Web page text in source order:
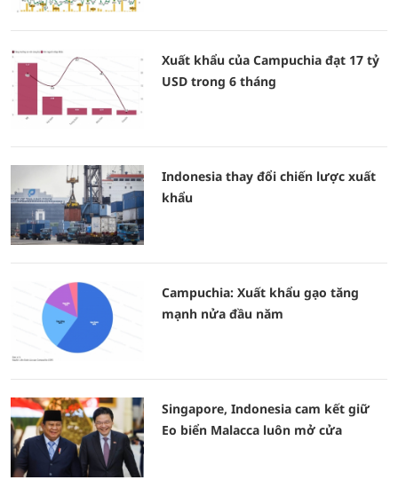
Xuất khẩu của Campuchia đạt 17 tỷ
USD trong 6 tháng
Indonesia thay đổi chiến lược xuất
khẩu
Campuchia: Xuất khẩu gạo tăng
mạnh nửa đầu năm
Singapore, Indonesia cam kết giữ
Eo biển Malacca luôn mở cửa